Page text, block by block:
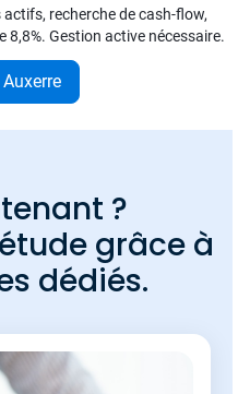
recherche de cash-flow,
Gestion active nécessaire.
?
grâce à
dédiés.